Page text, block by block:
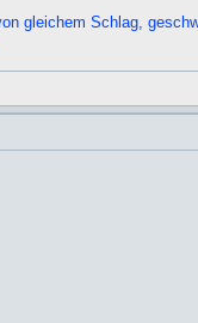
gleichem Schlag,